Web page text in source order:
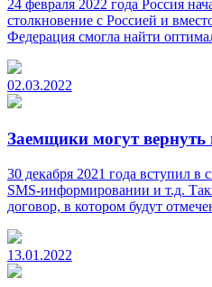
24 февраля 2022 года Россия
столкновение с Россией и
Федерация смогла найти
02.03.2022
Заемщики могут вернуть
30 декабря 2021 года вступил
SMS-информировании и т.д.
договор, в котором будут
13.01.2022